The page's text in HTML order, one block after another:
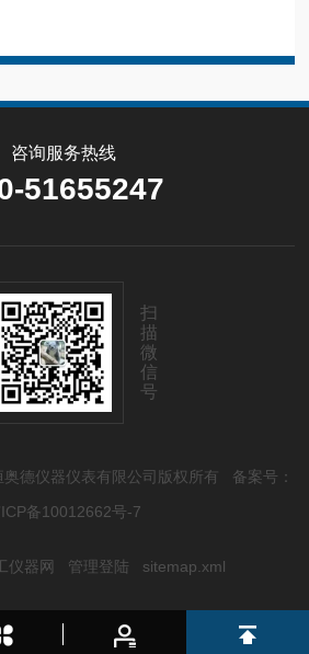
咨询服务热线
51655247
扫
描
微
信
号
德仪器仪表有限公司版权所有 备案号：
ICP备10012662号-7
仪器网 管理登陆 sitemap.xml